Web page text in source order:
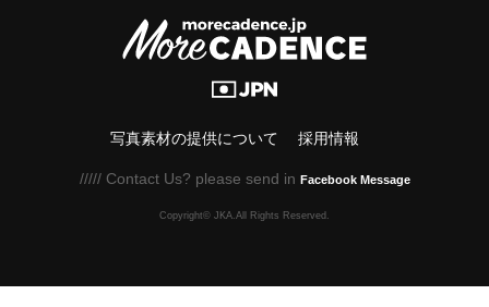
写真素材の提供について 採用情報
///// Contact Us? please send in Facebook Message
Copyright© JKA.All Rights Reserved.